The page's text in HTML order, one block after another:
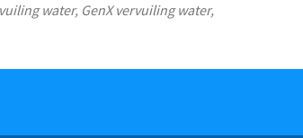
water, GenX vervuiling water,